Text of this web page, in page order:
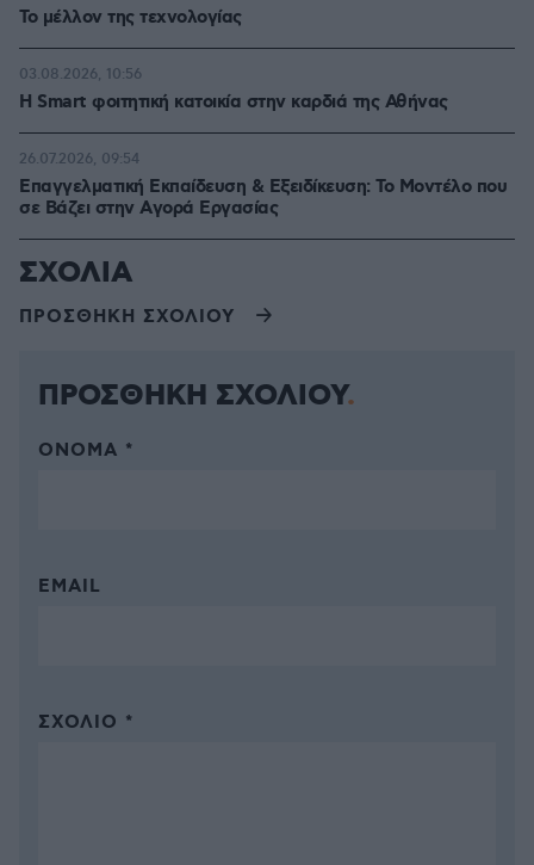
Το μέλλον της τεχνολογίας
Η Smart φοιτητική κατοικία στην καρδιά της Αθήνας
03.08.2026, 10:56
Επαγγελματική Εκπαίδευση & Εξειδίκευση: Το Mοντέλο που
σε Bάζει στην Aγορά Eργασίας
26.07.2026, 09:54
ΣΧΟΛΙΑ
ΠΡΟΣΘΗΚΗ ΣΧΟΛΙΟΥ
ΠΡΟΣΘΗΚΗ ΣΧΟΛΙΟΥ
ΌΝΟΜΑ *
EMAIL
ΣΧΌΛΙΟ *